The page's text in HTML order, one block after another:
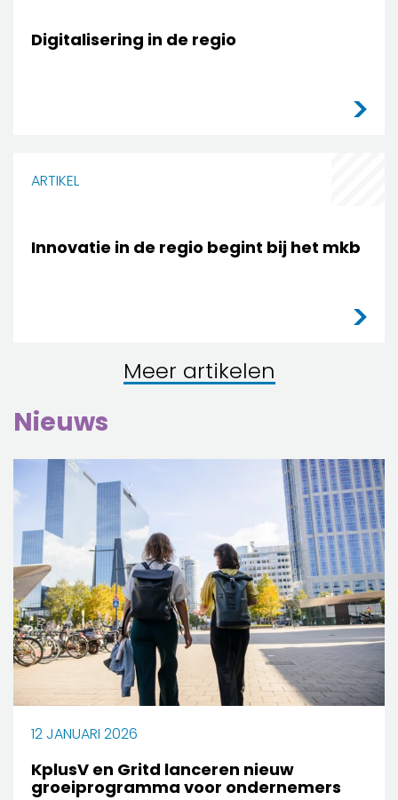
Digitalisering in de regio
ARTIKEL
Innovatie in de regio begint bij het mkb
Meer artikelen
Nieuws
12 JANUARI 2026
KplusV en Gritd lanceren nieuw
groeiprogramma voor ondernemers